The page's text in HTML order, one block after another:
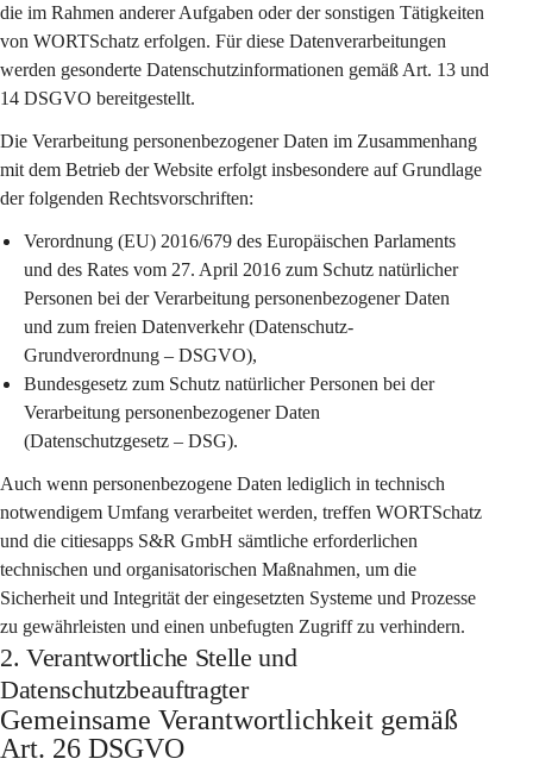
die im Rahmen anderer Aufgaben oder der sonstigen Tätigkeiten
von WORTSchatz erfolgen. Für diese Datenverarbeitungen
werden gesonderte Datenschutzinformationen gemäß Art. 13 und
14 DSGVO bereitgestellt.
Die Verarbeitung personenbezogener Daten im Zusammenhang
mit dem Betrieb der Website erfolgt insbesondere auf Grundlage
der folgenden Rechtsvorschriften:
Verordnung (EU) 2016/679 des Europäischen Parlaments
und des Rates vom 27. April 2016 zum Schutz natürlicher
Personen bei der Verarbeitung personenbezogener Daten
und zum freien Datenverkehr (Datenschutz-
Grundverordnung – DSGVO),
Bundesgesetz zum Schutz natürlicher Personen bei der
Verarbeitung personenbezogener Daten
(Datenschutzgesetz – DSG).
Auch wenn personenbezogene Daten lediglich in technisch
notwendigem Umfang verarbeitet werden, treffen WORTSchatz
und die citiesapps S&R GmbH sämtliche erforderlichen
technischen und organisatorischen Maßnahmen, um die
Sicherheit und Integrität der eingesetzten Systeme und Prozesse
zu gewährleisten und einen unbefugten Zugriff zu verhindern.
2. Verantwortliche Stelle und
Datenschutzbeauftragter
Gemeinsame Verantwortlichkeit gemäß
Art. 26 DSGVO